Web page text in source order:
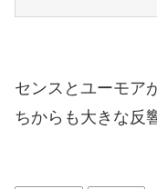
センスとユーモア
ちからも大きな反